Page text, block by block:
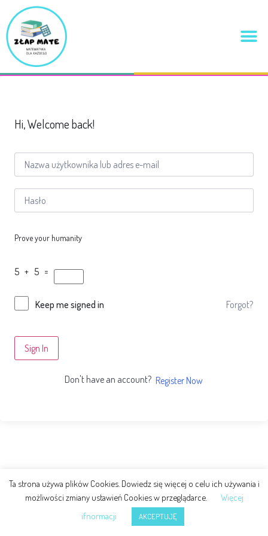
Hi, Welcome back!
Prove your humanity
5 + 5 =
Keep me signed in Forgot?
Sign In
Don't have an account? Register Now
Ta strona używa plików Cookies. Dowiedz się więcej o celu ich używania i
możliwości zmiany ustawień Cookies w przeglądarce.
Więcej
ifnormacji
AKCEPTUJĘ